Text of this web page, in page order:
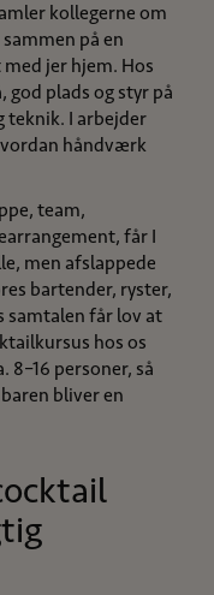
kollegerne om
på en
jer hjem. Hos
god plads og styr på
teknik. I arbejder
håndværk
team,
får I
men afslappede
bartender, ryster,
samtalen får lov at
hos os
personer, så
bliver en